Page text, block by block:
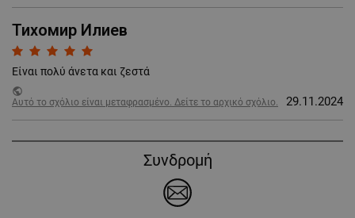
Тихомир Илиев
Είναι πολύ άνετα και ζεστά
public
Αυτό το σχόλιο είναι μεταφρασμένο. Δείτε το αρχικό σχόλιο.
29.11.2024
Συνδρομή